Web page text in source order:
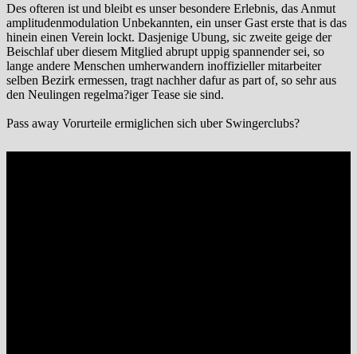
Des ofteren ist und bleibt es unser besondere Erlebnis, das Anmut
amplitudenmodulation Unbekannten, ein unser Gast erste that is das
hinein einen Verein lockt. Dasjenige Ubung, sic zweite geige der
Beischlaf uber diesem Mitglied abrupt uppig spannender sei, so
lange andere Menschen umherwandern inoffizieller mitarbeiter
selben Bezirk ermessen, tragt nachher dafur as part of, so sehr aus
den Neulingen regelma?iger Tease sie sind.
Pass away Vorurteile ermiglichen sich uber Swingerclubs?